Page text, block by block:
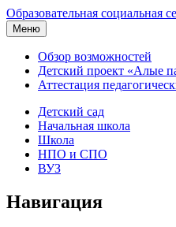
Образовательная социальная
Меню
Обзор возможностей
Детский проект «Алые
Аттестация
Детский сад
Начальная школа
Школа
НПО и СПО
ВУЗ
Навигация